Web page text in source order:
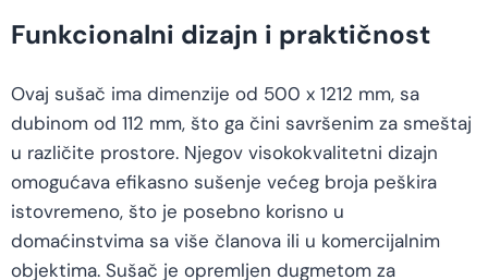
Funkcionalni dizajn i praktičnost
Ovaj sušač ima dimenzije od 500 x 1212 mm, sa
dubinom od 112 mm, što ga čini savršenim za smeštaj
u različite prostore. Njegov visokokvalitetni dizajn
omogućava efikasno sušenje većeg broja peškira
istovremeno, što je posebno korisno u
domaćinstvima sa više članova ili u komercijalnim
objektima. Sušač je opremljen dugmetom za